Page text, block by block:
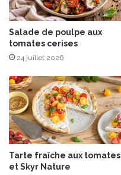
o
n
f
i
t
t
l
a
r
d
e
l
R
o
u
e
f
a
r
c
i
e
,
Salade de poulpe aux
tomates cerises
24 juillet 2026
Tarte fraîche aux tomates
et Skyr Nature